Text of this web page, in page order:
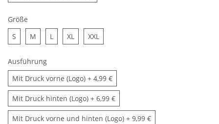
Größe
S
M L XL XXL
Ausführung
Mit Druck vorne (Logo) + 4,99 €
Mit Druck hinten (Logo) + 6,99 €
Mit Druck vorne und hinten (Logo) + 9,99 €